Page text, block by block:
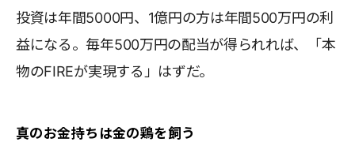
投資は年間5000円、1億円の方は年間500万円の利
益になる。毎年500万円の配当が得られれば、「本
物のFIREが実現する」はずだ。
真のお金持ちは金の鶏を飼う